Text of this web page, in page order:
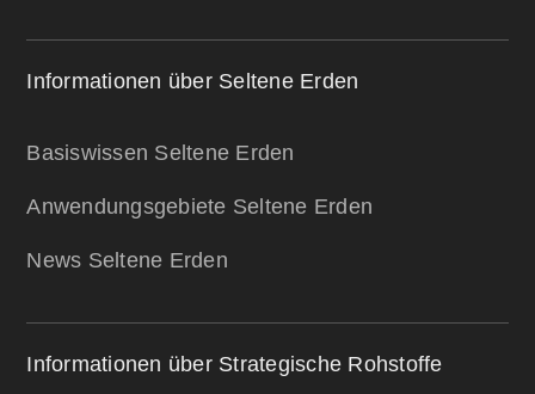
Informationen über Seltene Erden
Basiswissen Seltene Erden
Anwendungsgebiete Seltene Erden
News Seltene Erden
Informationen über Strategische Rohstoffe